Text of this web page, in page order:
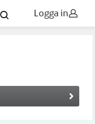
Logga in